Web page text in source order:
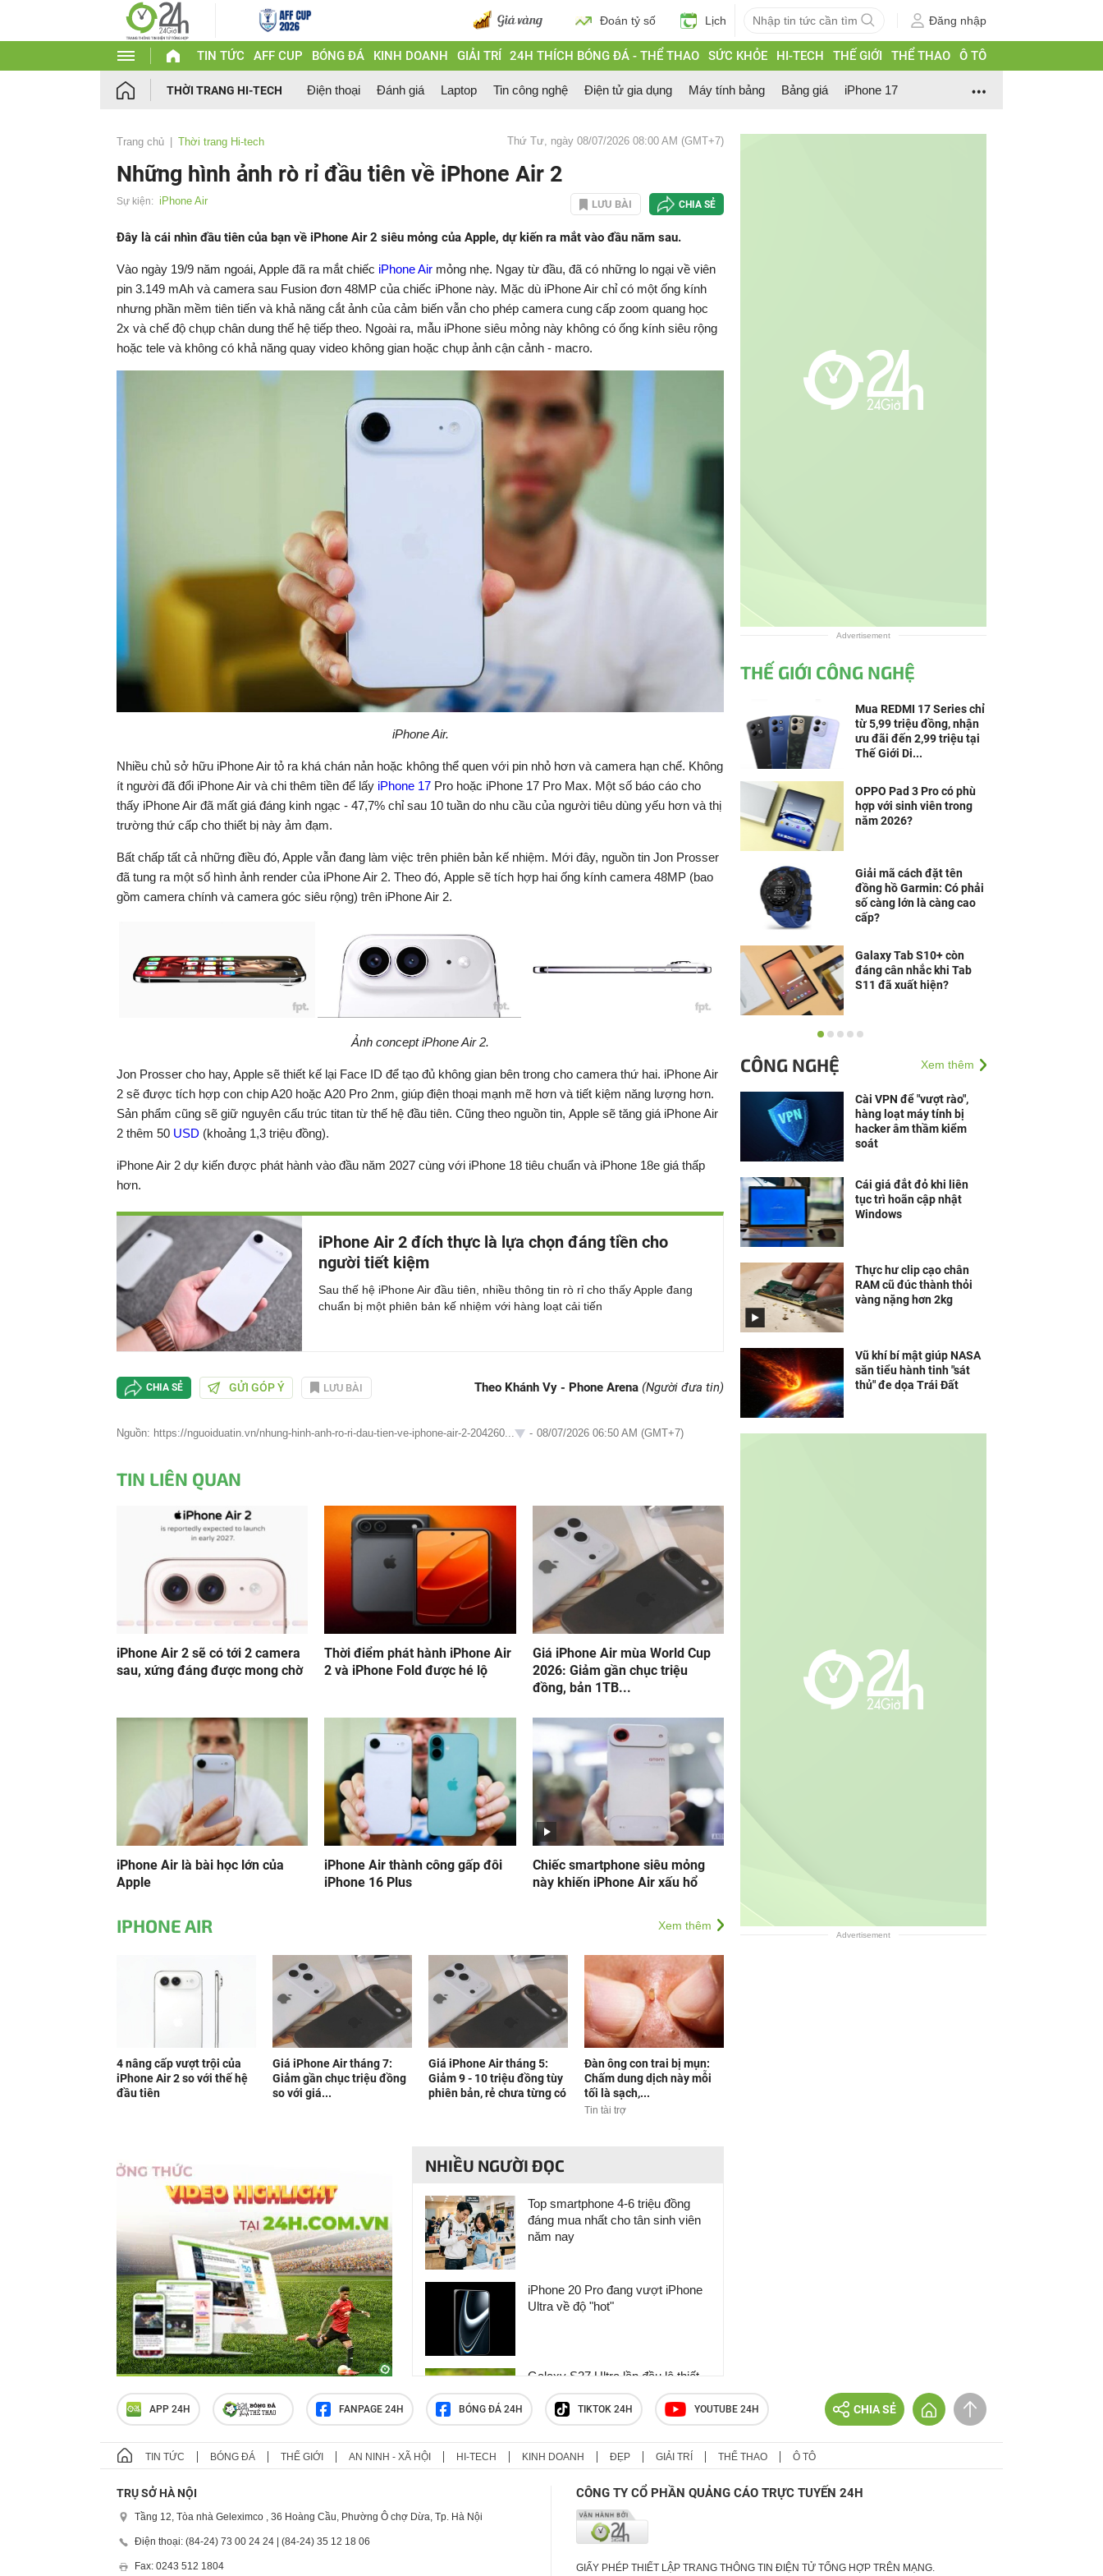
Đoán tỷ số Lịch Đăng nhập
TIN TỨC AFF CUP BÓNG ĐÁ KINH DOANH GIẢI TRÍ 24H THÍCH BÓNG ĐÁ - THỂ THAO SỨC KHỎE HI-TECH THẾ GIỚI THỂ THAO Ô TÔ
THỜI TRANG HI-TECH Điện thoại Đánh giá Laptop Tin công nghệ Điện tử gia dụng Máy tính bảng Bảng giá iPhone 17
Trang chủ Thời trang Hi-tech Thứ Tư, ngày 08/07/2026 08:00 AM (GMT+7)
Những hình ảnh rò rỉ đầu tiên về iPhone Air 2
Sự kiện: iPhone Air LƯU BÀI CHIA SẺ
Đây là cái nhìn đầu tiên của bạn về iPhone Air 2 siêu mỏng của Apple, dự kiến ra mắt vào đầu năm sau.
Vào ngày 19/9 năm ngoái, Apple đã ra mắt chiếc iPhone Air mỏng nhẹ. Ngay từ đầu, đã có những lo ngại về viên
pin 3.149 mAh và camera sau Fusion đơn 48MP của chiếc iPhone này. Mặc dù iPhone Air chỉ có một ống kính
nhưng phần mềm tiên tiến và khả năng cắt ảnh của cảm biến vẫn cho phép camera cung cấp zoom quang học
2x và chế độ chụp chân dung thế hệ tiếp theo. Ngoài ra, mẫu iPhone siêu mỏng này không có ống kính siêu rộng
hoặc tele và không có khả năng quay video không gian hoặc chụp ảnh cận cảnh - macro.
iPhone Air.
Nhiều chủ sở hữu iPhone Air tỏ ra khá chán nản hoặc không thể quen với pin nhỏ hơn và camera hạn chế. Không
ít người đã đổi iPhone Air và chi thêm tiền để lấy iPhone 17 Pro hoặc iPhone 17 Pro Max. Một số báo cáo cho
thấy iPhone Air đã mất giá đáng kinh ngạc - 47,7% chỉ sau 10 tuần do nhu cầu của người tiêu dùng yếu hơn và thị
trường thứ cấp cho thiết bị này ảm đạm.
Bất chấp tất cả những điều đó, Apple vẫn đang làm việc trên phiên bản kế nhiệm. Mới đây, nguồn tin Jon Prosser
đã tung ra một số hình ảnh render của iPhone Air 2. Theo đó, Apple sẽ tích hợp hai ống kính camera 48MP (bao
gồm camera chính và camera góc siêu rộng) trên iPhone Air 2.
Ảnh concept iPhone Air 2.
Jon Prosser cho hay, Apple sẽ thiết kế lại Face ID để tạo đủ không gian bên trong cho camera thứ hai. iPhone Air
2 sẽ được tích hợp con chip A20 hoặc A20 Pro 2nm, giúp điện thoại mạnh mẽ hơn và tiết kiệm năng lượng hơn.
Sản phẩm cũng sẽ giữ nguyên cấu trúc titan từ thế hệ đầu tiên. Cũng theo nguồn tin, Apple sẽ tăng giá iPhone Air
2 thêm 50 USD (khoảng 1,3 triệu đồng).
iPhone Air 2 dự kiến ​​được phát hành vào đầu năm 2027 cùng với iPhone 18 tiêu chuẩn và iPhone 18e giá thấp
hơn.
iPhone Air 2 đích thực là lựa chọn đáng tiền cho
người tiết kiệm
Sau thế hệ iPhone Air đầu tiên, nhiều thông tin rò rỉ cho thấy Apple đang
chuẩn bị một phiên bản kế nhiệm với hàng loạt cải tiến
CHIA SẺ GỬI GÓP Ý LƯU BÀI Theo Khánh Vy - Phone Arena (Người đưa tin)
Nguồn: https://nguoiduatin.vn/nhung-hinh-anh-ro-ri-dau-tien-ve-iphone-air-2-204260... - 08/07/2026 06:50 AM (GMT+7)
TIN LIÊN QUAN
iPhone Air 2 sẽ có tới 2 camera
sau, xứng đáng được mong chờ
Thời điểm phát hành iPhone Air
2 và iPhone Fold được hé lộ
Giá iPhone Air mùa World Cup
2026: Giảm gần chục triệu
đồng, bản 1TB...
iPhone Air là bài học lớn của
Apple
iPhone Air thành công gấp đôi
iPhone 16 Plus
Chiếc smartphone siêu mỏng
này khiến iPhone Air xấu hổ
IPHONE AIR Xem thêm
4 nâng cấp vượt trội của
iPhone Air 2 so với thế hệ
đầu tiên
Giá iPhone Air tháng 7:
Giảm gần chục triệu đồng
so với giá...
Giá iPhone Air tháng 5:
Giảm 9 - 10 triệu đồng tùy
phiên bản, rẻ chưa từng có
Đàn ông con trai bị mụn:
Chấm dung dịch này mỗi
tối là sạch,...
Tin tài trợ
NHIỀU NGƯỜI ĐỌC
Top smartphone 4-6 triệu đồng
đáng mua nhất cho tân sinh viên
năm nay
iPhone 20 Pro đang vượt iPhone
Ultra về độ "hot"
Galaxy S27 Ultra lần đầu lộ thiết
kế mới lạ
Apple đã sẵn sàng cho iPhone 18
Advertisement
THẾ GIỚI CÔNG NGHỆ
Mua REDMI 17 Series chỉ
từ 5,99 triệu đồng, nhận
ưu đãi đến 2,99 triệu tại
Thế Giới Di...
OPPO Pad 3 Pro có phù
hợp với sinh viên trong
năm 2026?
Giải mã cách đặt tên
đồng hồ Garmin: Có phải
số càng lớn là càng cao
cấp?
Galaxy Tab S10+ còn
đáng cân nhắc khi Tab
S11 đã xuất hiện?
Laptop Windows cạnh
vẫn có lý do riêng để giữ
CÔNG NGHỆ Xem thêm
Cài VPN để "vượt rào",
hàng loạt máy tính bị
hacker âm thầm kiểm
soát
Cái giá đắt đỏ khi liên
tục trì hoãn cập nhật
Windows
Thực hư clip cạo chân
RAM cũ đúc thành thỏi
vàng nặng hơn 2kg
Vũ khí bí mật giúp NASA
săn tiểu hành tinh "sát
thủ" đe dọa Trái Đất
Advertisement
APP 24H FANPAGE 24H BÓNG ĐÁ 24H TIKTOK 24H YOUTUBE 24H CHIA SẺ
TIN TỨC BÓNG ĐÁ THẾ GIỚI AN NINH - XÃ HỘI HI-TECH KINH DOANH ĐẸP GIẢI TRÍ THỂ THAO Ô TÔ
TRỤ SỞ HÀ NỘI
Tầng 12, Tòa nhà Geleximco , 36 Hoàng Cầu, Phường Ô chợ Dừa, Tp. Hà Nội
Điện thoại: (84-24) 73 00 24 24 | (84-24) 35 12 18 06
Fax: 0243 512 1804
CÔNG TY CỔ PHẦN QUẢNG CÁO TRỰC TUYẾN 24H
GIẤY PHÉP THIẾT LẬP TRANG THÔNG TIN ĐIỆN TỬ TỔNG HỢP TRÊN MẠNG.